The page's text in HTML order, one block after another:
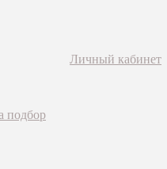
Личный кабинет
подбор